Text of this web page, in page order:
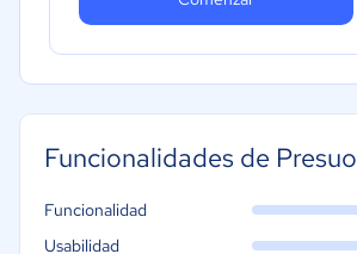
Funcionalidades de Presuo
Funcionalidad
Usabilidad